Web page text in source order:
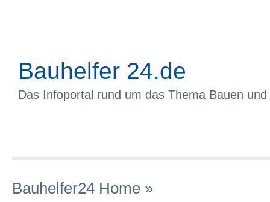
Bauhelfer 24.de
Das Infoportal rund um das Thema Bauen
Bauhelfer24 Home »